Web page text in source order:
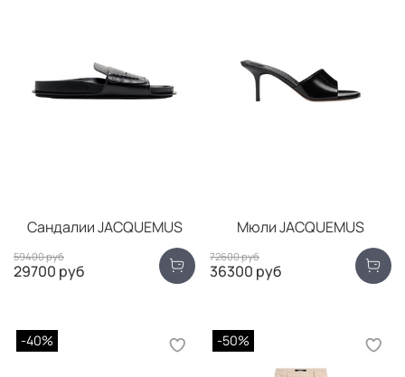
Сандалии JACQUEMUS
59400 руб
29700 руб
Мюли JACQUEMUS
72600 руб
36300 руб
-40% -50%